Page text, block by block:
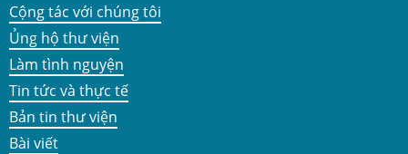
Cộng tác với chúng tôi
Ủng hộ thư viện
Làm tình nguyện
Tin tức và thực tế
Bản tin thư viện
Bài viết